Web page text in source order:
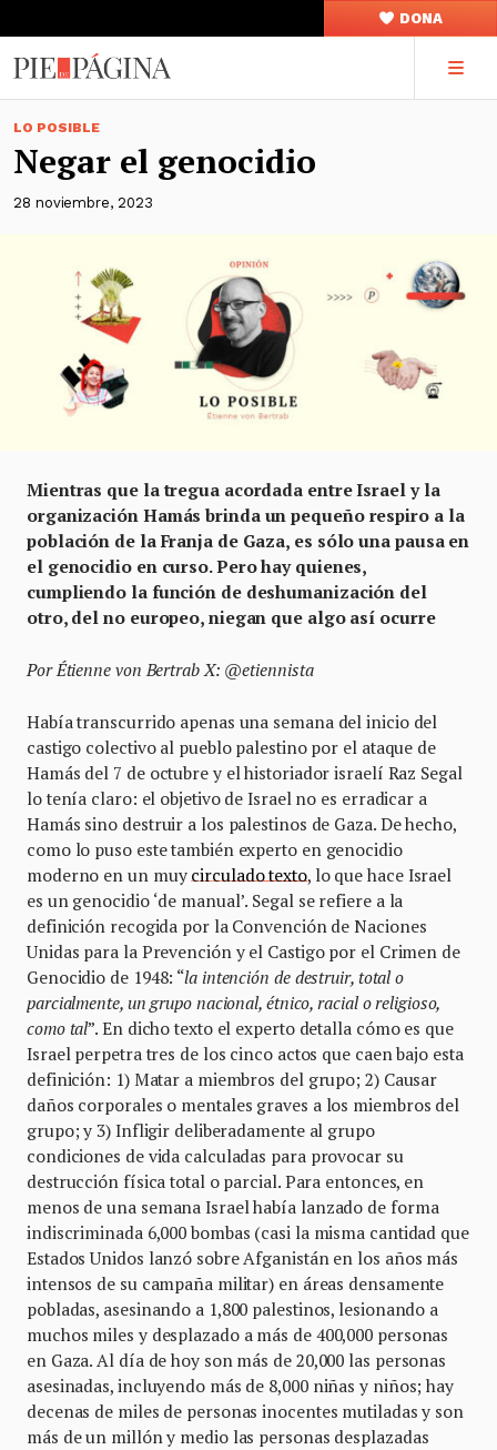
DONA
LO POSIBLE
Negar el genocidio
28 noviembre, 2023
Mientras que la tregua acordada entre Israel y la
organización Hamás brinda un pequeño respiro a la
población de la Franja de Gaza, es sólo una pausa en
el genocidio en curso. Pero hay quienes,
cumpliendo la función de deshumanización del
otro, del no europeo, niegan que algo así ocurre
Por Étienne von Bertrab X: @etiennista
Había transcurrido apenas una semana del inicio del
castigo colectivo al pueblo palestino por el ataque de
Hamás del 7 de octubre y el historiador israelí Raz Segal
lo tenía claro: el objetivo de Israel no es erradicar a
Hamás sino destruir a los palestinos de Gaza. De hecho,
como lo puso este también experto en genocidio
moderno en un muycirculado texto, lo que hace Israel
es un genocidio ‘de manual’. Segal se refiere a la
definición recogida por la Convención de Naciones
Unidas para la Prevención y el Castigo por el Crimen de
Genocidio de 1948: “la intención de destruir, total o
parcialmente, un grupo nacional, étnico, racial o religioso,
como tal”. En dicho texto el experto detalla cómo es que
Israel perpetra tres de los cinco actos que caen bajo esta
definición: 1) Matar a miembros del grupo; 2) Causar
daños corporales o mentales graves a los miembros del
grupo; y 3) Infligir deliberadamente al grupo
condiciones de vida calculadas para provocar su
destrucción física total o parcial. Para entonces, en
menos de una semana Israel había lanzado de forma
indiscriminada 6,000 bombas (casi la misma cantidad que
Estados Unidos lanzó sobre Afganistán en los años más
intensos de su campaña militar) en áreas densamente
pobladas, asesinando a 1,800 palestinos, lesionando a
muchos miles y desplazado a más de 400,000 personas
en Gaza. Al día de hoy son más de 20,000 las personas
asesinadas, incluyendo más de 8,000 niñas y niños; hay
decenas de miles de personas inocentes mutiladas y son
más de un millón y medio las personas desplazadas